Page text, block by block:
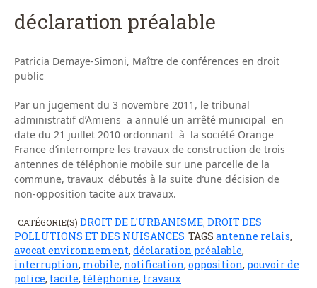
déclaration préalable
Patricia Demaye-Simoni, Maître de conférences en droit
public
Par un jugement du 3 novembre 2011, le tribunal
administratif d’Amiens a annulé un arrêté municipal en
date du 21 juillet 2010 ordonnant à la société Orange
France d’interrompre les travaux de construction de trois
antennes de téléphonie mobile sur une parcelle de la
commune, travaux débutés à la suite d’une décision de
non-opposition tacite aux travaux.
CATÉGORIE(S) DROIT DE L'URBANISME DROIT DES
POLLUTIONS ET DES NUISANCES TAGS antenne relais,
avocat environnement, déclaration préalable,
interruption, mobile, notification, opposition, pouvoir de
police, tacite, téléphonie, travaux